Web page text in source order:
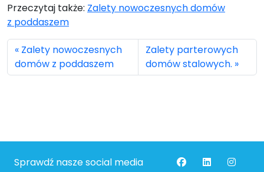
Przeczytaj także: Zalety nowoczesnych domów
z poddaszem
Zalety nowoczesnych
domów z poddaszem
Zalety parterowych
domów stalowych.
Sprawdź nasze social media